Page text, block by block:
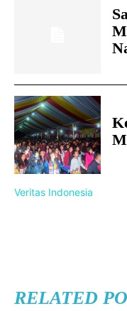
Veritas Indonesia
RELATED